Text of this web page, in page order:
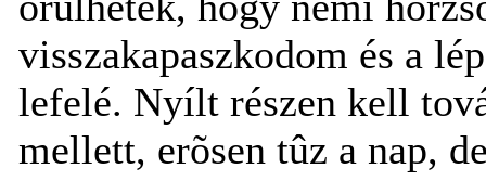
visszakapaszkodom és a
lefelé. Nyílt részen kell
mellett, erõsen tûz a nap,